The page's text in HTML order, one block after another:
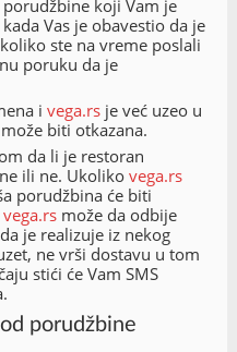
koji Vam je
Vas je obavestio da je
ste na vreme poslali
poruku da je
i vega.rs je već uzeo u
biti otkazana.
da li je restoran
ili ne. Ukoliko vega.rs
porudžbina će biti
vega.rs može da odbije
je realizuje iz nekog
ne vrši dostavu u tom
stići će Vam SMS
porudžbine